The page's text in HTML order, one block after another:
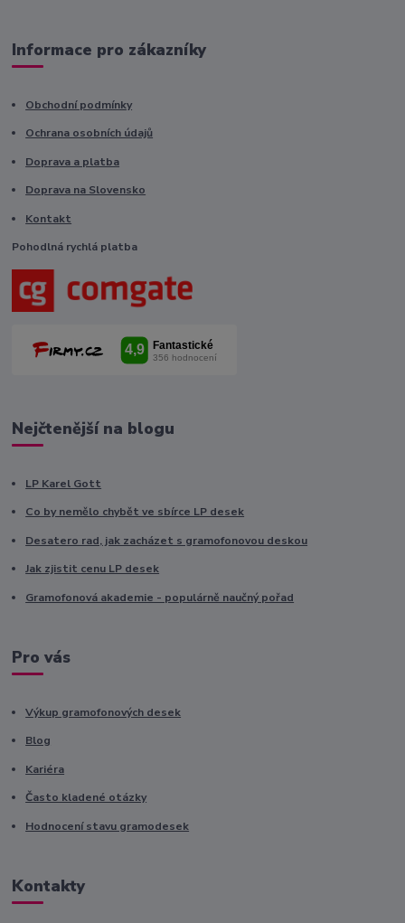
Informace pro zákazníky
Obchodní podmínky
Ochrana osobních údajů
Doprava a platba
Doprava na Slovensko
Kontakt
Pohodlná rychlá platba
Nejčtenější na blogu
LP Karel Gott
Co by nemělo chybět ve sbírce LP desek
Desatero rad, jak zacházet s gramofonovou deskou
Jak zjistit cenu LP desek
Gramofonová akademie - populárně naučný pořad
Pro vás
Výkup gramofonových desek
Blog
Kariéra
Často kladené otázky
Hodnocení stavu gramodesek
Kontakty